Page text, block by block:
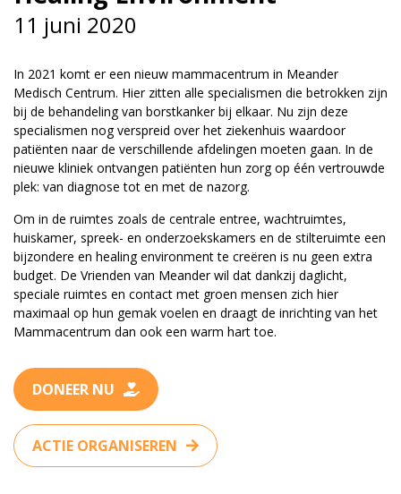
vrienden@meandermc.nl
11 juni 2020
In 2021 komt er een nieuw mammacentrum in Meander
Medisch Centrum. Hier zitten alle specialismen die betrokken zijn
bij de behandeling van borstkanker bij elkaar. Nu zijn deze
specialismen nog verspreid over het ziekenhuis waardoor
patiënten naar de verschillende afdelingen moeten gaan. In de
nieuwe kliniek ontvangen patiënten hun zorg op één vertrouwde
plek: van diagnose tot en met de nazorg.
Om in de ruimtes zoals de centrale entree, wachtruimtes,
huiskamer, spreek- en onderzoekskamers en de stilteruimte een
bijzondere en healing environment te creëren is nu geen extra
budget. De Vrienden van Meander wil dat dankzij daglicht,
speciale ruimtes en contact met groen mensen zich hier
maximaal op hun gemak voelen en draagt de inrichting van het
Mammacentrum dan ook een warm hart toe.
DONEER NU
ACTIE ORGANISEREN